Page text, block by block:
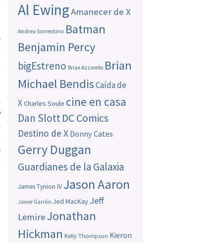
Al EwingAmanecer de X
Andrea Sorrentino Batman
Benjamin Percy
bigEstreno Brian Azzarello Brian
Michael BendisCaída de
XCharles Soule cine en casa
Dan SlottDC Comics
Destino de X Donny Cates
Gerry Duggan
Guardianes de la Galaxia
James Tynion IV Jason Aaron
Javier Garrón Jed MacKay Jeff
LemireJonathan
Hickman Kelly Thompson Kieron